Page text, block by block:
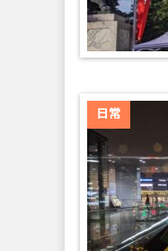
日常